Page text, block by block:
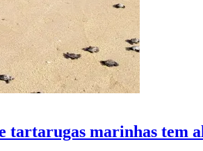
tartarugas marinhas tem